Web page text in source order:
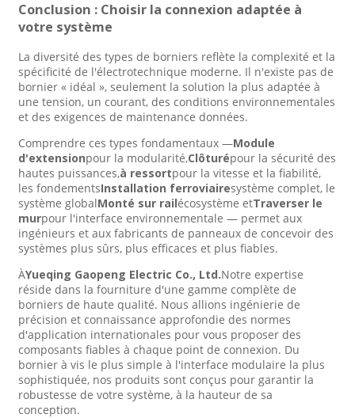
Conclusion : Choisir la connexion adaptée à
votre système
La diversité des types de borniers reflète la complexité et la
spécificité de l'électrotechnique moderne. Il n'existe pas de
bornier « idéal », seulement la solution la plus adaptée à
une tension, un courant, des conditions environnementales
et des exigences de maintenance données.
Comprendre ces types fondamentaux —Module
d'extensionpour la modularité,Clôturépour la sécurité des
hautes puissances,à ressortpour la vitesse et la fiabilité,
les fondementsInstallation ferroviairesystème complet, le
système globalMonté sur railécosystème etTraverser le
murpour l'interface environnementale — permet aux
ingénieurs et aux fabricants de panneaux de concevoir des
systèmes plus sûrs, plus efficaces et plus fiables.
ÀYueqing Gaopeng Electric Co., Ltd.Notre expertise
réside dans la fourniture d'une gamme complète de
borniers de haute qualité. Nous allions ingénierie de
précision et connaissance approfondie des normes
d'application internationales pour vous proposer des
composants fiables à chaque point de connexion. Du
bornier à vis le plus simple à l'interface modulaire la plus
sophistiquée, nos produits sont conçus pour garantir la
robustesse de votre système, à la hauteur de sa
conception.